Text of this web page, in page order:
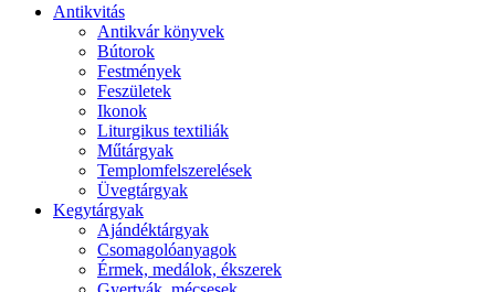
Antikvitás
Antikvár könyvek
Bútorok
Festmények
Feszületek
Ikonok
Liturgikus textiliák
Műtárgyak
Templomfelszerelések
Üvegtárgyak
Kegytárgyak
Ajándéktárgyak
Csomagolóanyagok
Érmek, medálok, ékszerek